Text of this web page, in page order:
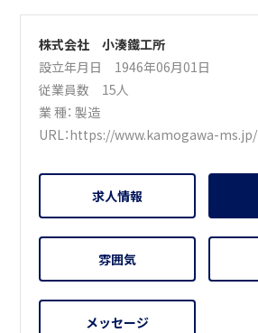
株式会社 小湊鐵工所
設立年月日 1946年06月01日
従業員数 15人
業 種：製造
URL：https://www.kamogawa-ms.jp/
求人情報
雰囲気
メッセージ